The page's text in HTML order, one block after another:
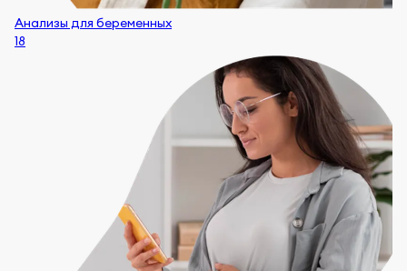
Анализы для беременных
18